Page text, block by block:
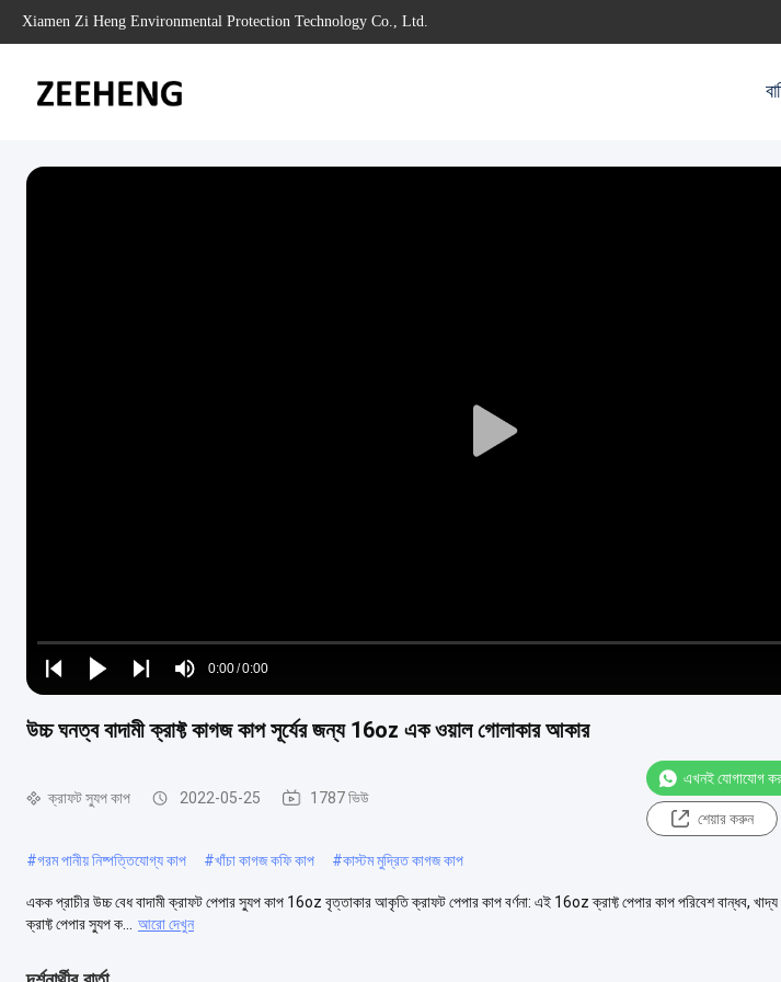
Xiamen Zi Heng Environmental Protection Technology Co., Ltd.
Play
Play
Play
Play
Mute
Time
0:00/0:00
Loaded:
0%
উচ্চ ঘনত্ব বাদামী ক্রাফ্ট কাগজ কাপ সূর্যের জন্য 16oz এক ওয়াল গোলাকার আকার
ক্রাফট স্যুপ কাপ 2022-05-25 1787 ভিউ
এখনই যোগাযোগ
শেয়ার করুন
#গরম পানীয় নিষ্পত্তিযোগ্য কাপ #খাঁচা কাগজ কফি কাপ #কাস্টম মুদ্রিত কাগজ কাপ
একক প্রাচীর উচ্চ বেধ বাদামী ক্রাফট পেপার স্যুপ কাপ 16oz বৃত্তাকার আকৃতি ক্রাফট পেপার কাপ বর্ণনা: এই 16oz ক্রাফ্ট পেপার কাপ পরিবেশ বান্ধব,
ক্রাফ্ট পেপার স্যুপ ক...
আরো দেখুন